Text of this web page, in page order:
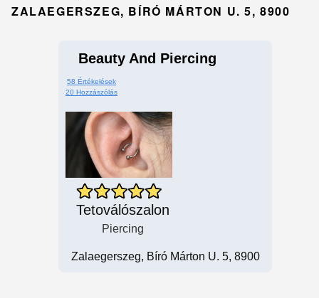
ZALAEGERSZEG, BÍRÓ MÁRTON U. 5, 8900
Beauty And Piercing
58 Értékelések
20 Hozzászólás
Tetoválószalon
Piercing
Zalaegerszeg, Bíró Márton U. 5, 8900